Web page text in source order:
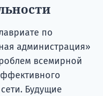
по
администрация»
всемирной
Будущие